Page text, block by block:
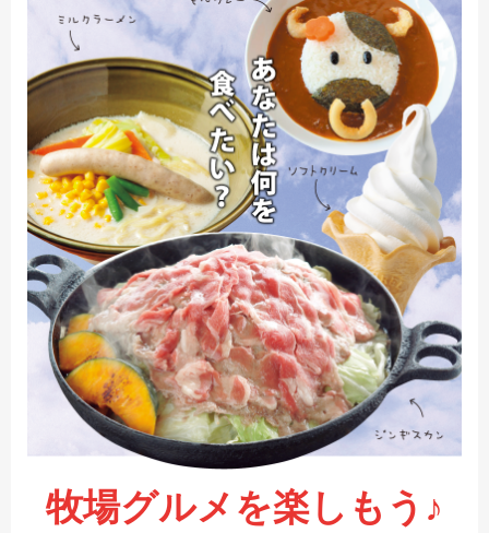
牧場で何ができる？
場内マップ
おすすめコース
団体プラン
採用情報
牧場グルメを楽しもう♪